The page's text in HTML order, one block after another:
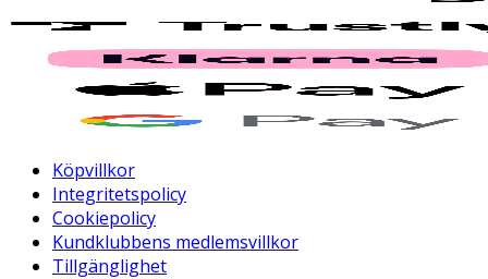
Köpvillkor
Integritetspolicy
Cookiepolicy
Kundklubbens medlemsvillkor
Tillgänglighet